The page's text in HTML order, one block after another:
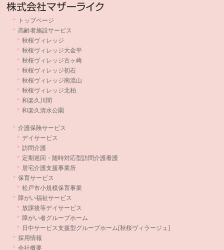
トップページ
高齢者施設サービス
秋桜ヴィレッジ
秋桜ヴィレッジ大金平
秋桜ヴィレッジ古ヶ崎
秋桜ヴィレッジ初石
秋桜ヴィレッジ南流山
秋桜ヴィレッジ北柏
和楽久川間
和楽久清水公園
介護保険サービス
デイサービス
訪問介護
定期巡回・随時対応型訪問介護看護
居宅介護支援事業所
保育サービス
松戸市小規模保育事業
障がい福祉サービス
放課後等デイサービス
障がい者グループホーム
日中サービス支援型グループホーム[秋桜ヴィラージュ]
採用情報
会社概要